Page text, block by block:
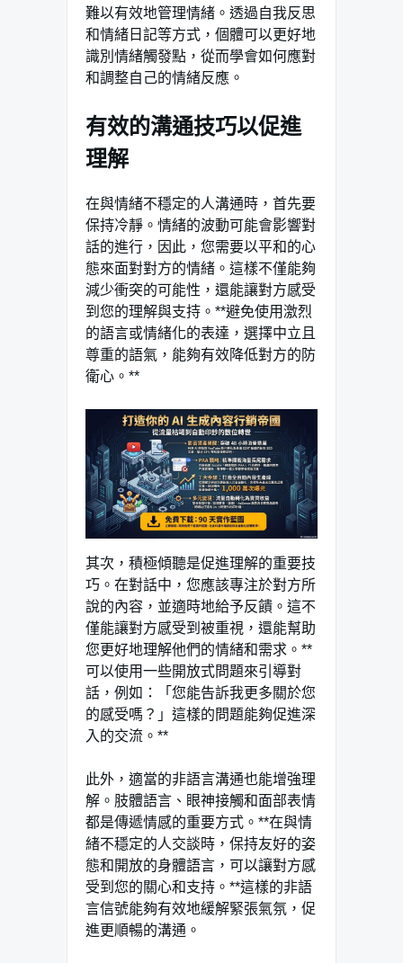
難以有效地管理情緒。透過自我反思
和情緒日記等方式，個體可以更好地
識別情緒觸發點，從而學會如何應對
和調整自己的情緒反應。
有效的溝通技巧以促進
理解
在與情緒不穩定的人溝通時，首先要
保持冷靜。情緒的波動可能會影響對
話的進行，因此，您需要以平和的心
態來面對對方的情緒。這樣不僅能夠
減少衝突的可能性，還能讓對方感受
到您的理解與支持。**避免使用激烈
的語言或情緒化的表達，選擇中立且
尊重的語氣，能夠有效降低對方的防
衛心。**
其次，積極傾聽是促進理解的重要技
巧。在對話中，您應該專注於對方所
說的內容，並適時地給予反饋。這不
僅能讓對方感受到被重視，還能幫助
您更好地理解他們的情緒和需求。**
可以使用一些開放式問題來引導對
話，例如：「您能告訴我更多關於您
的感受嗎？」這樣的問題能夠促進深
入的交流。**
此外，適當的非語言溝通也能增強理
解。肢體語言、眼神接觸和面部表情
都是傳遞情感的重要方式。**在與情
緒不穩定的人交談時，保持友好的姿
態和開放的身體語言，可以讓對方感
受到您的關心和支持。**這樣的非語
言信號能夠有效地緩解緊張氣氛，促
進更順暢的溝通。